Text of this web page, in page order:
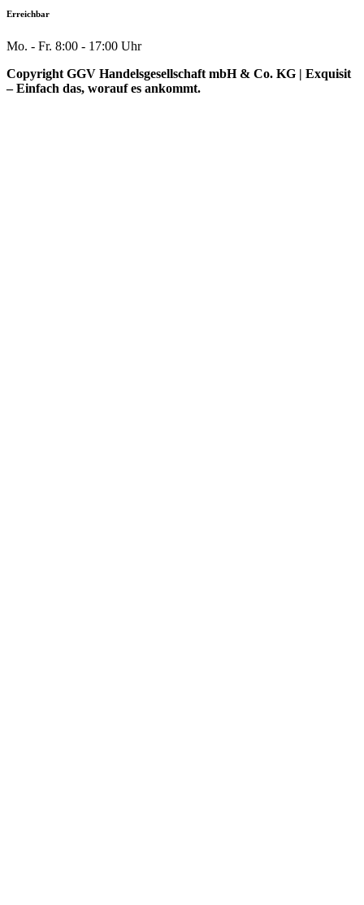
Erreichbar
Mo. - Fr. 8:00 - 17:00 Uhr
Copyright GGV Handelsgesellschaft mbH & Co. KG | Exquisit
– Einfach das, worauf es ankommt.